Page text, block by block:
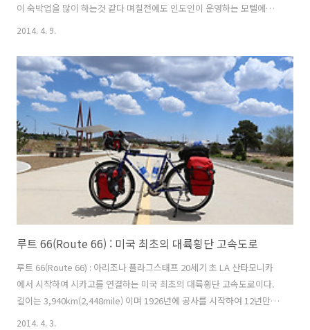
이 숙박업을 많이 하는것 같다 며칠전에도 인도인이 운영하는 모텔에서
을 것 같다. 버팔로가 가까워지면서 이리호수와 근접해서 호수를 볼 수
있겠다는 생각으로 갔는데 하늘이 잔뜩 흐려 있다. 맑은 하늘과 호수가
어울어져 있다면 좋았을텐데 아쉽다. 마트에서 사과와 오레오, 파워에이
드를 샀다. 먹구름 사이로 하늘이 보이는데 오후에는 날씨가 맑아 질 것
같다. 5번과 20번 두개의 하이웨이가 갈라지고 2차선의 지방도가 교차하
며 도로공사까..
2014. 4. 9.
루트 66(Route 66) : 미국 최초의 대륙횡단 고속도로
루트 66(Route 66) : 아리조나 플라그스태프 20세기 초 LA 산타모니카
에서 시작하여 시카고를 연결하는 미국 최초의 대륙횡단 고속도로이다.
길이는 3,940km(2,448mile) 이며 1926년에 공사를 시작하여 12년만에
완성되었다. 1930년대 미국 대공황때 수 많은 사람들이 이길을 따라 서
2014. 4. 3.